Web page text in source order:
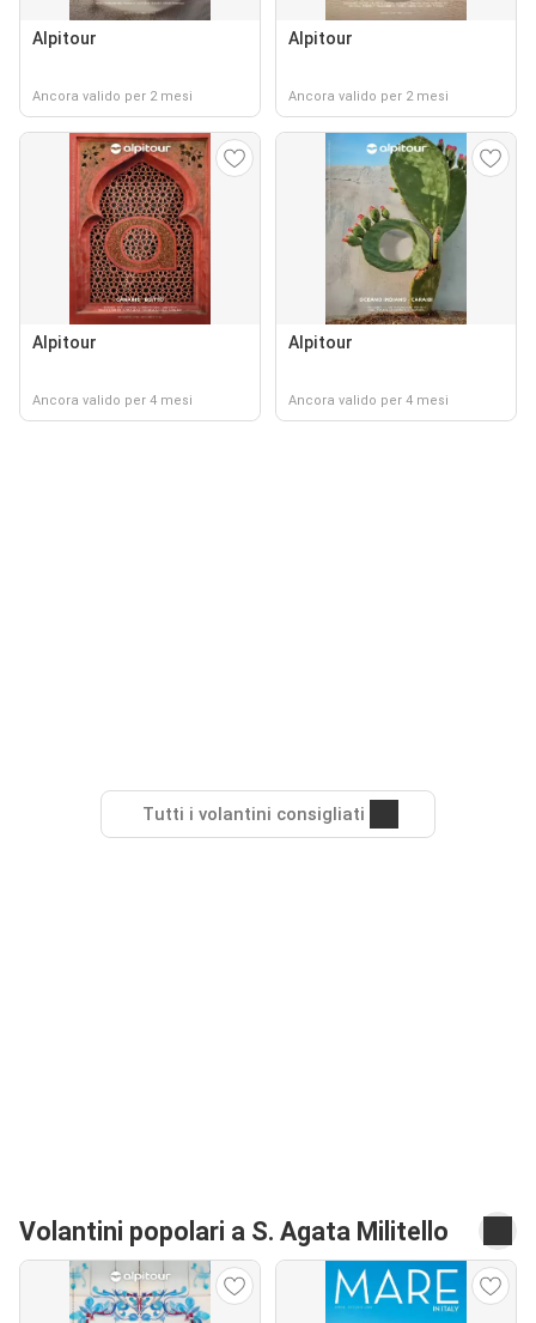
Alpitour
Ancora valido per 2 mesi
Alpitour
Ancora valido per 2 mesi
Alpitour
Ancora valido per 4 mesi
Alpitour
Ancora valido per 4 mesi
Tutti i volantini consigliati
Volantini popolari a S. Agata Militello